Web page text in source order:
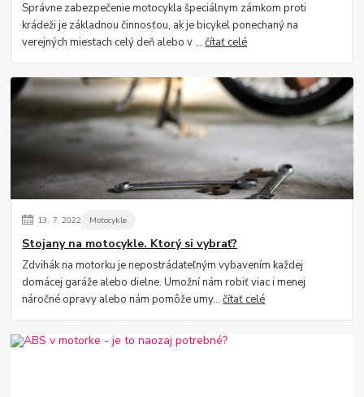
Správne zabezpečenie motocykla špeciálnym zámkom proti
krádeži je základnou činnosťou, ak je bicykel ponechaný na
verejných miestach celý deň alebo v ...čítať celé
13. 7. 2022 Motocykle
Stojany na motocykle. Ktorý si vybrať?
Zdvihák na motorku je nepostrádateľným vybavením každej
domácej garáže alebo dielne. Umožní nám robiť viac i menej
náročné opravy alebo nám pomôže umy...čítať celé